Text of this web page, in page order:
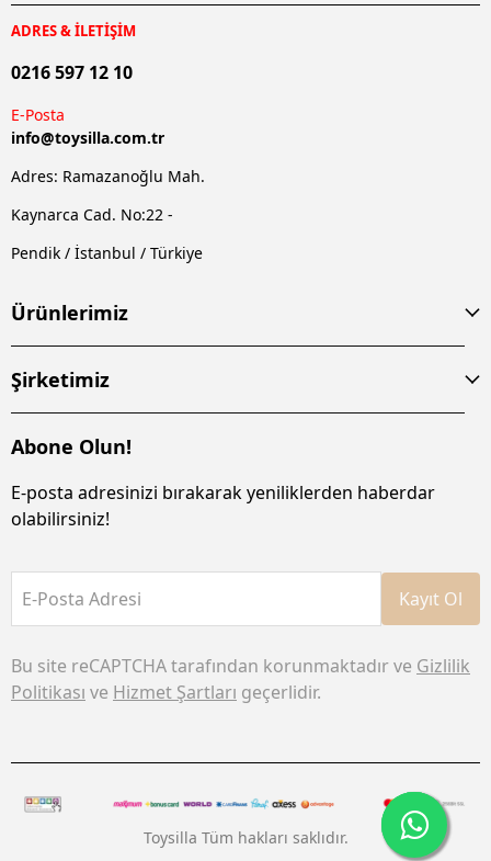
ADRES & İLETİŞİM
0216 597 12 10
E-Posta
info@toysilla.com.tr
Adres: Ramazanoğlu Mah.
Kaynarca Cad. No:22 -
Pendik / İstanbul / Türkiye
Ürünlerimiz
Şirketimiz
Abone Olun!
E-posta adresinizi bırakarak yeniliklerden haberdar
olabilirsiniz!
E-Posta Adresi Kayıt Ol
Bu site reCAPTCHA tarafından korunmaktadır ve Gizlilik
Politikası ve Hizmet Şartları geçerlidir.
Toysilla Tüm hakları saklıdır.